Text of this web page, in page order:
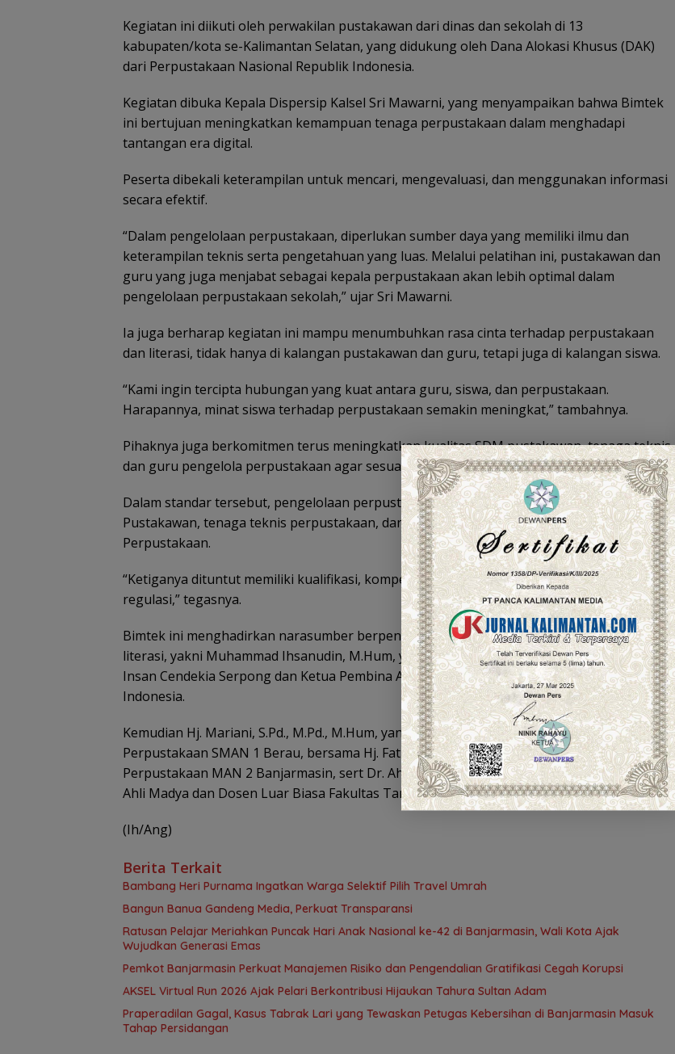
Kegiatan ini diikuti oleh perwakilan pustakawan dari dinas dan sekolah di 13
kabupaten/kota se-Kalimantan Selatan, yang didukung oleh Dana Alokasi Khusus (DAK)
dari Perpustakaan Nasional Republik Indonesia.
Kegiatan dibuka Kepala Dispersip Kalsel Sri Mawarni, yang menyampaikan bahwa Bimtek
ini bertujuan meningkatkan kemampuan tenaga perpustakaan dalam menghadapi
tantangan era digital.
Peserta dibekali keterampilan untuk mencari, mengevaluasi, dan menggunakan informasi
secara efektif.
“Dalam pengelolaan perpustakaan, diperlukan sumber daya yang memiliki ilmu dan
keterampilan teknis serta pengetahuan yang luas. Melalui pelatihan ini, pustakawan dan
guru yang juga menjabat sebagai kepala perpustakaan akan lebih optimal dalam
pengelolaan perpustakaan sekolah,” ujar Sri Mawarni.
Ia juga berharap kegiatan ini mampu menumbuhkan rasa cinta terhadap perpustakaan
dan literasi, tidak hanya di kalangan pustakawan dan guru, tetapi juga di kalangan siswa.
“Kami ingin tercipta hubungan yang kuat antara guru, siswa, dan perpustakaan.
Harapannya, minat siswa terhadap perpustakaan semakin meningkat,” tambahnya.
Pihaknya juga berkomitmen terus meningkatkan kualitas SDM pustakawan, tenaga teknis,
dan guru pengelola perpustakaan agar sesuai dengan standar nasional.
Dalam standar tersebut, pengelolaan perpustakaan di sekolah wajib melibatkan,
Pustakawan, tenaga teknis perpustakaan, dan guru yang merangkap sebagai Kepala
Perpustakaan.
“Ketiganya dituntut memiliki kualifikasi, kompetensi, dan tugas pokok yang sesuai
regulasi,” tegasnya.
Bimtek ini menghadirkan narasumber berpengalaman di bidang perpustakaan dan
literasi, yakni Muhammad Ihsanudin, M.Hum, yang merupakan Kepala Perpustakaan MAN
Insan Cendekia Serpong dan Ketua Pembina Asosiasi Tenaga Perpustakaan Sekolah
Indonesia.
Kemudian Hj. Mariani, S.Pd., M.Pd., M.Hum, yang merupakan Guru dan Kepala
Perpustakaan SMAN 1 Berau, bersama Hj. Fathiah, S.Ag., M.A. Guru dan Kepala
Perpustakaan MAN 2 Banjarmasin, sert Dr. Ahmad Syawqi, S.Ag., S.IP., M.Pd.I, Pustakawan
Ahli Madya dan Dosen Luar Biasa Fakultas Tarbiyah UIN Antasari Banjarmasin.
(Ih/Ang)
Berita Terkait
Bambang Heri Purnama Ingatkan Warga Selektif Pilih Travel Umrah
Bangun Banua Gandeng Media, Perkuat Transparansi
Ratusan Pelajar Meriahkan Puncak Hari Anak Nasional ke-42 di Banjarmasin, Wali Kota Ajak
Wujudkan Generasi Emas
Pemkot Banjarmasin Perkuat Manajemen Risiko dan Pengendalian Gratifikasi Cegah Korupsi
AKSEL Virtual Run 2026 Ajak Pelari Berkontribusi Hijaukan Tahura Sultan Adam
Praperadilan Gagal, Kasus Tabrak Lari yang Tewaskan Petugas Kebersihan di Banjarmasin Masuk
Tahap Persidangan